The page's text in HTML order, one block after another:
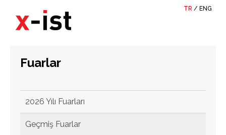
TR / ENG
Fuarlar
2026 Yılı Fuarları
Geçmiş Fuarlar